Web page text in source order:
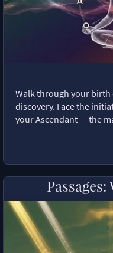
Walk through your birth
discovery. Face the
your Ascendant — the